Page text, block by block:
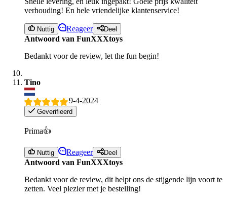
verhouding! En hele vriendelijke klantenservice!
Nuttig Reageer Deel
Antwoord van FunXXXtoys
Bedankt voor de review, let the fun begin!
Tino
9-4-2024
Geverifieerd
Prima👍
Nuttig Reageer Deel
Antwoord van FunXXXtoys
Bedankt voor de review, dit helpt ons de stijgende lijn voort te
zetten. Veel plezier met je bestelling!